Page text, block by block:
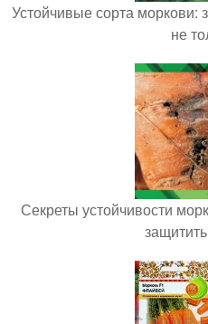
Устойчивые сорта моркови:
не
Секреты устойчивости